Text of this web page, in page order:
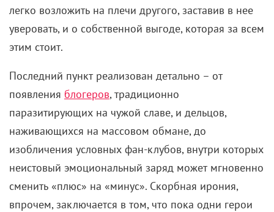
легко возложить на плечи другого, заставив в нее
уверовать, и о собственной выгоде, которая за всем
этим стоит.
Последний пункт реализован детально – от
появления блогеров, традиционно
паразитирующих на чужой славе, и дельцов,
наживающихся на массовом обмане, до
изобличения условных фан-клубов, внутри которых
неистовый эмоциональный заряд может мгновенно
сменить «плюс» на «минус». Скорбная ирония,
впрочем, заключается в том, что пока одни герои